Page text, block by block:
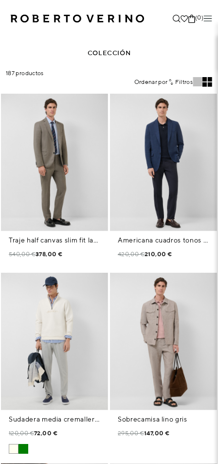
(0)
COLECCIÓN
187 productos
Ordenar por
Filtros
Traje half canvas slim fit lana visón
540,00 €378,00 €
Americana cuadros tonos azules
420,00 €210,00 €
Sudadera media cremallera blanco roto logo pecho
120,00 €72,00 €
Sobrecamisa lino gris
295,00 €147,00 €